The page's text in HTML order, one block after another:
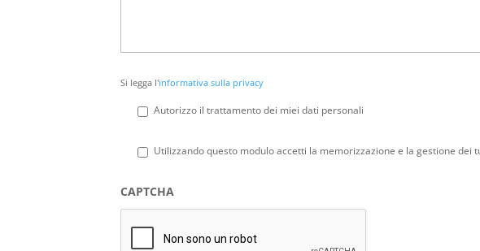
Si
legga
l'informativa
Si legga l'informativa sulla privacy
Autorizzo il trattamento dei miei dati personali
Privacy *
Utilizzando questo modulo accetti la memorizzazione e la gestione dei
CAPTCHA